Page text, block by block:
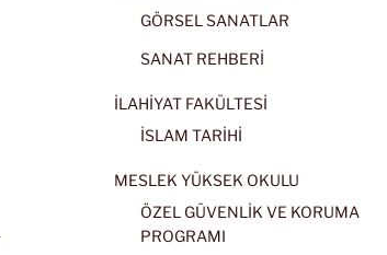
GÖRSEL SANATLAR
SANAT REHBERİ
İLAHİYAT FAKÜLTESİ
İSLAM TARİHİ
MESLEK YÜKSEK OKULU
ÖZEL GÜVENLİK VE KORUMA
PROGRAMI